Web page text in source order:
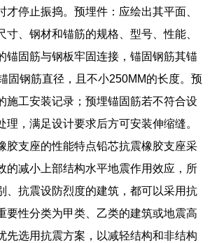
才停止振捣。预埋件：应绘出其平面、
寸、钢材和锚筋的规格、型号、性能、
锚固筋与钢板牢固连接，锚固钢筋其锚
固钢筋直径，且不小250MM的长度。预
施工安装记录；预埋锚固筋若不符合设
理，满足设计要求后方可安装伸缩缝。
胶支座的性能特点铅芯抗震橡胶支座采
的减小上部结构水平地震作用效应，所
、抗震设防烈度的建筑，都可以采用抗
要性分类为甲类、乙类的建筑或地震高
先选用抗震方案，以减轻结构和非结构